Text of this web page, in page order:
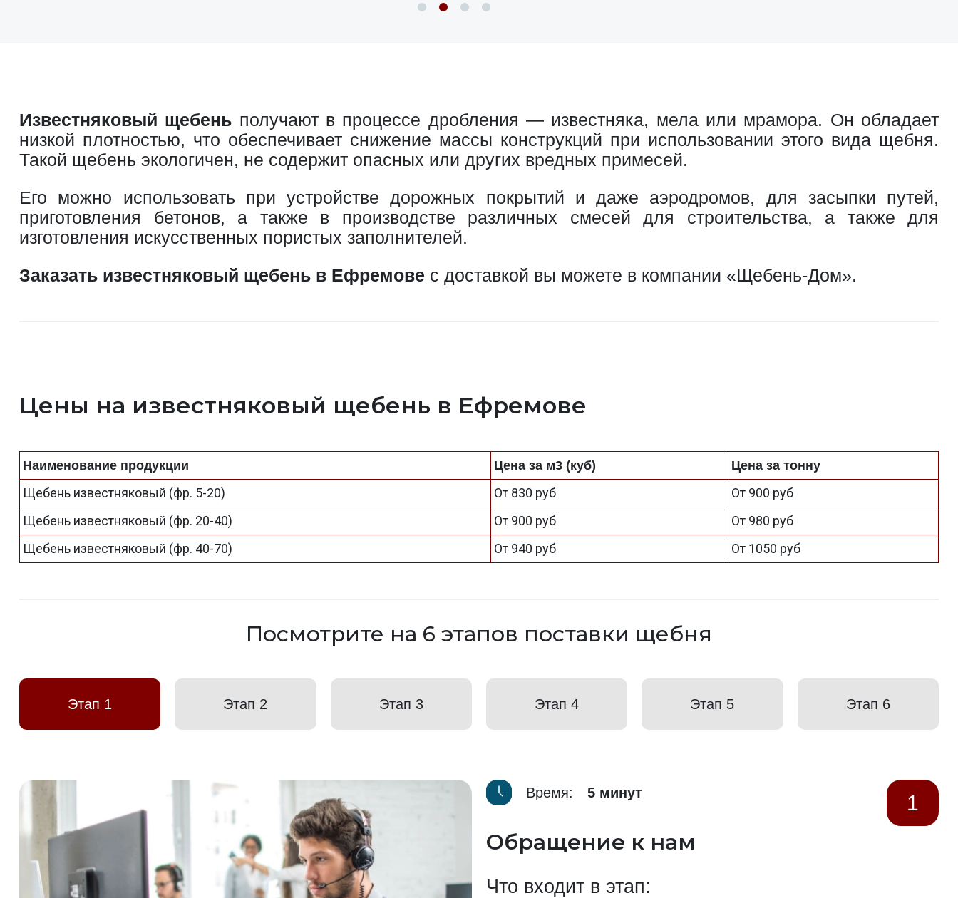
Известняковый щебень получают в процессе дробления — известняка, мела или мрамора. Он обладает
низкой плотностью, что обеспечивает снижение массы конструкций при использовании этого вида щебня.
Такой щебень экологичен, не содержит опасных или других вредных примесей.
Его можно использовать при устройстве дорожных покрытий и даже аэродромов, для засыпки путей,
приготовления бетонов, а также в производстве различных смесей для строительства, а также для
изготовления искусственных пористых заполнителей.
Заказать известняковый щебень в Ефремове с доставкой вы можете в компании «Щебень-Дом».
Цены на известняковый щебень в Ефремове
Наименование продукции Цена за м3 (куб) Цена за тонну
Щебень известняковый (фр. 5-20) От 830 руб
От 900 руб
Щебень известняковый (фр. 20-40)
От 900 руб
От 980 руб
Щебень известняковый (фр. 40-70)
От 940 руб От 1050 руб
Посмотрите на 6 этапов поставки щебня
Этап 1 Этап 2 Этап 3 Этап 4 Этап 5 Этап 6
Время: 5 минут 1
Обращение к нам
Что входит в этап: